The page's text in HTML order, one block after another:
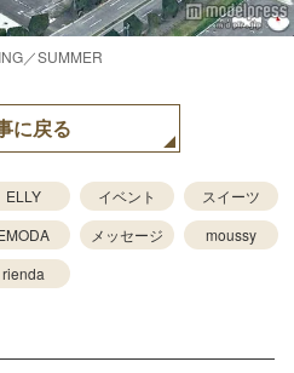
／SUMMER
に戻る
ELLY イベント
スイーツ
メッセージ
moussy
rienda